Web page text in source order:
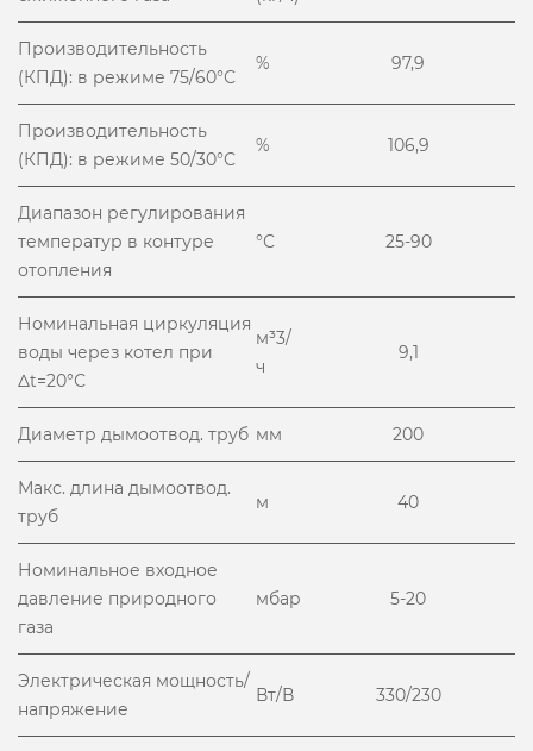
Производительность
(КПД): в режиме 75/60°С
% 97,9
Производительность
(КПД): в режиме 50/30°С
% 106,9
Диапазон регулирования
температур в контуре
отопления
°С 25-90
Номинальная циркуляция
воды через котел при
Δt=20°С
м³3/
ч
9,1
Диаметр дымоотвод. труб мм 200
Макс. длина дымоотвод.
труб
м 40
Номинальное входное
давление природного
газа
мбар 5-20
Электрическая мощность/
напряжение
Вт/В 330/230